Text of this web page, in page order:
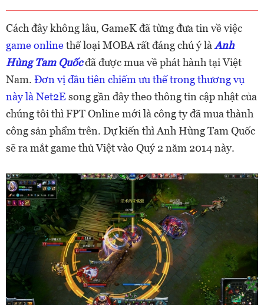
Cách đây không lâu, GameK đã từng đưa tin về việc
game onlinethể loại MOBA rất đáng chú ý là Anh
Hùng Tam Quốcđã được mua về phát hành tại Việt
Nam. Đơn vị đầu tiên chiếm ưu thế trong thương vụ
này là Net2Esong gần đây theo thông tin cập nhật của
chúng tôi thì FPT Online mới là công ty đã mua thành
công sản phẩm trên. Dự kiến thì Anh Hùng Tam Quốc
sẽ ra mắt game thủ Việt vào Quý 2 năm 2014 này.